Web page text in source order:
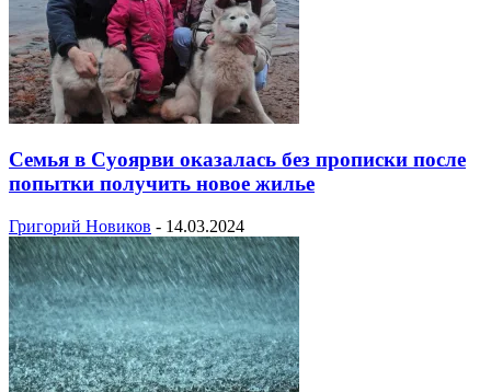
Семья в Суоярви оказалась без прописки после
попытки получить новое жилье
Григорий Новиков - 14.03.2024